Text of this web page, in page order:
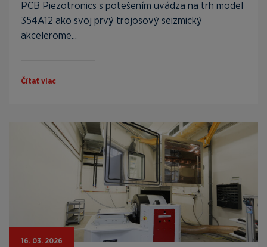
PCB Piezotronics s potešením uvádza na trh model
354A12 ako svoj prvý trojosový seizmický
akcelerome...
Čítať viac
16. 03. 2026